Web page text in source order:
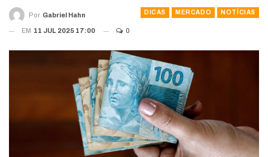
DICAS MERCADO NOTÍCIAS
Por Gabriel Hahn
EM 11 JUL 2025 17:00 0